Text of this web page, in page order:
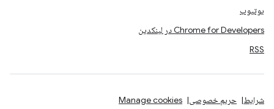
یوتیوب
Chrome for Developers در لینکدین
RSS
شرایط حریم خصوصی Manage cookies